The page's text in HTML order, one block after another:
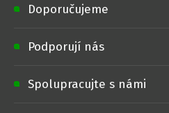
Doporučujeme
Podporují nás
Spolupracujte s námi